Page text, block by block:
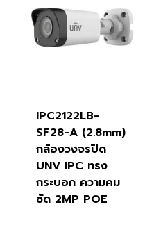
IPC2122LB-
SF28-A (2.8mm)
กล้องวงจรปิด
UNV IPC ทรง
กระบอก ความคม
ชัด 2MP POE